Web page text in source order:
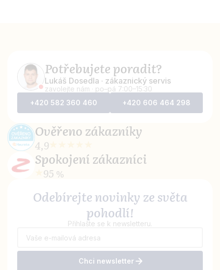
Potřebujete poradit?
Lukáš Dosedla · zákaznický servis
zavolejte nám · po–pá 7:00–15:30
+420 582 360 460
+420 606 464 298
Ověřenozákazníky
4,9
Spokojenízákazníci
95 %
Odebírejte novinky ze světa
pohodlí!
Přihlašte se k newsletteru.
Chci newsletter